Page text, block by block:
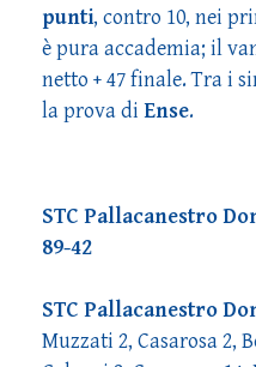
punti, contro 10, nei
è pura accademia; il
netto + 47 finale. Tra i
la prova di Ense.
STC Pallacanestro
89-42
STC Pallacanestro
Muzzati 2, Casarosa 2,